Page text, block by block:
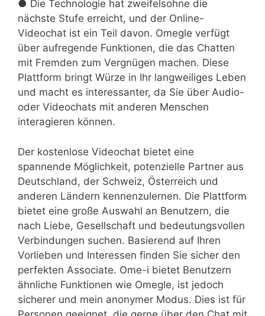
● Die Technologie hat zweifelsohne die
nächste Stufe erreicht, und der Online-
Videochat ist ein Teil davon. Omegle verfügt
über aufregende Funktionen, die das Chatten
mit Fremden zum Vergnügen machen. Diese
Plattform bringt Würze in Ihr langweiliges Leben
und macht es interessanter, da Sie über Audio-
oder Videochats mit anderen Menschen
interagieren können.
Der kostenlose Videochat bietet eine
spannende Möglichkeit, potenzielle Partner aus
Deutschland, der Schweiz, Österreich und
anderen Ländern kennenzulernen. Die Plattform
bietet eine große Auswahl an Benutzern, die
nach Liebe, Gesellschaft und bedeutungsvollen
Verbindungen suchen. Basierend auf Ihren
Vorlieben und Interessen finden Sie sicher den
perfekten Associate. Ome-i bietet Benutzern
ähnliche Funktionen wie Omegle, ist jedoch
sicherer und mein anonymer Modus. Dies ist für